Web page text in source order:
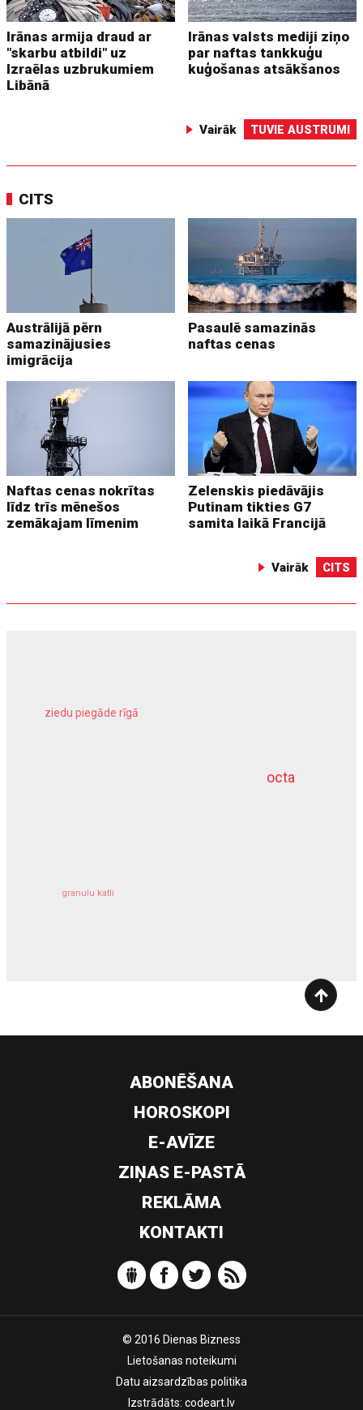
Irānas armija draud ar
"skarbu atbildi" uz
Izraēlas uzbrukumiem
Libānā
Irānas valsts mediji ziņo
par naftas tankkuģu
kuģošanas atsākšanos
Vairāk TUVIE AUSTRUMI
CITS
Austrālijā pērn
samazinājusies
imigrācija
Pasaulē samazinās
naftas cenas
Naftas cenas nokrītas
līdz trīs mēnešos
zemākajam līmenim
Zelenskis piedāvājis
Putinam tikties G7
samita laikā Francijā
Vairāk CITS
octa
ziedu piegāde rīgā
granulu katli
dziļurbums
ABONĒŠANA
HOROSKOPI
E-AVĪZE
ZIŅAS E-PASTĀ
REKLĀMA
KONTAKTI
© 2016 Dienas Bizness
Lietošanas noteikumi
Datu aizsardzības politika
Izstrādāts: codeart.lv